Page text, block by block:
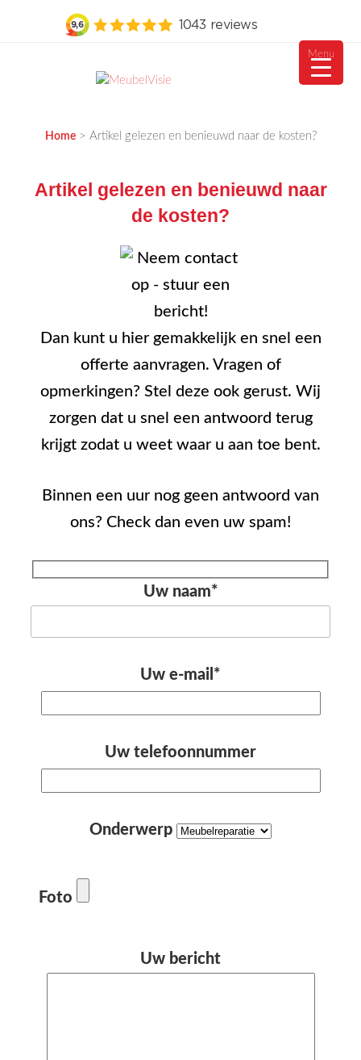
Home> Artikel gelezen en benieuwd naar de kosten?
Artikel gelezen en benieuwd naar
de kosten?
Dan kunt u hier gemakkelijk en snel een
offerte aanvragen. Vragen of
opmerkingen? Stel deze ook gerust. Wij
zorgen dat u snel een antwoord terug
krijgt zodat u weet waar u aan toe bent.
Binnen een uur nog geen antwoord van
ons? Check dan even uw spam!
Uw naam*
Uw e-mail*
Uw telefoonnummer
Onderwerp
Foto
Uw bericht
Menu